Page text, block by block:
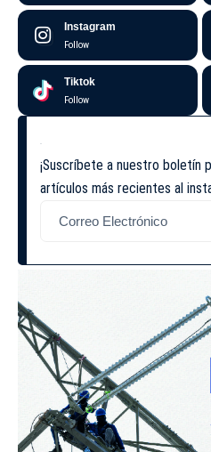
Instagram
Follow
Tiktok
Follow
¡Suscríbete a nuestro boletín
artículos más recientes al